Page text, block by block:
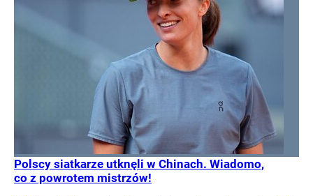
Polscy siatkarze utknęli w Chinach. Wiadomo,
co z powrotem mistrzów!